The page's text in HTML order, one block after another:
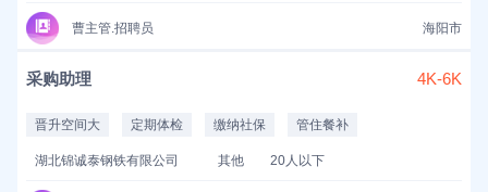
曹主管.招聘员 海阳市
采购助理 4K-6K
晋升空间大 定期体检 缴纳社保 管住餐补
湖北锦诚泰钢铁有限公司 其他 20人以下